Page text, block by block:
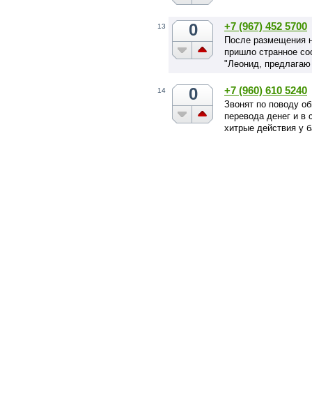
13 0 +7 (967) 452 5700
После размещения
пришло странное
"Леонид,
14 0 +7 (960) 610 5240
Звонят по поводу
перевода денег и в
хитрые действия у